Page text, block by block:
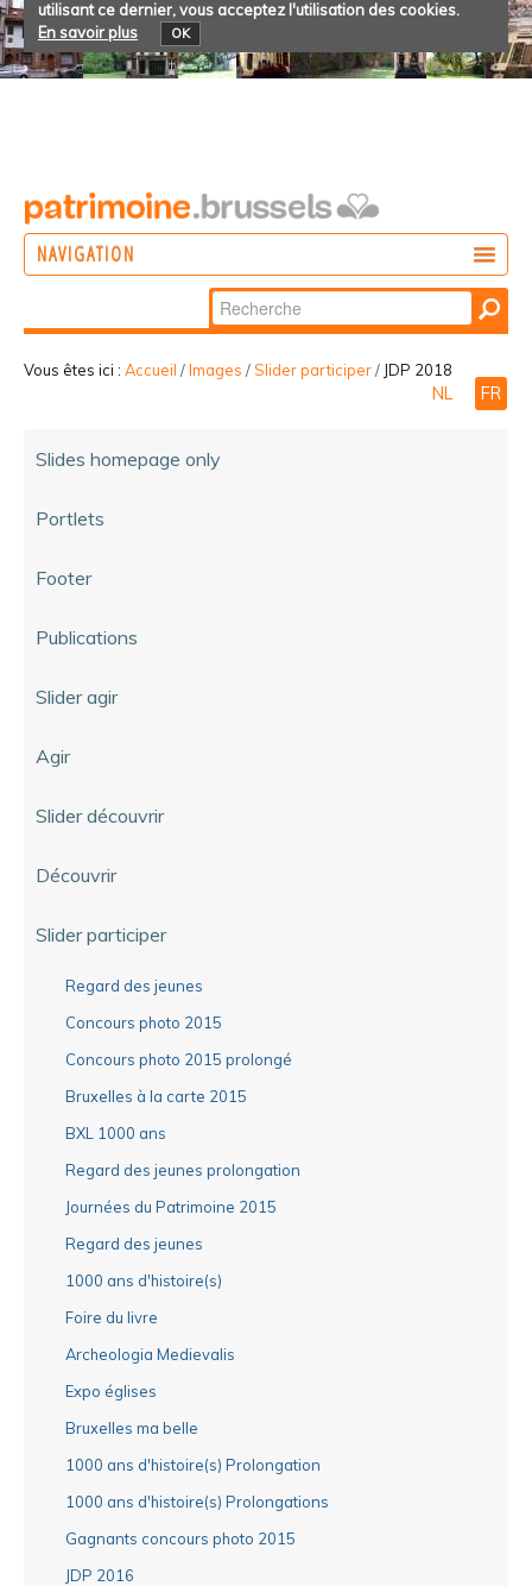
utilisant ce dernier, vous acceptez l'utilisation des cookies.
En savoir plus
OK
NAVIGATION
Chercher par
Recherche
avancée…
Vous êtes ici : Accueil /Images /Slider participer/ JDP 2018
NL FR
Slides homepage only
Portlets
Footer
Publications
Slider agir
Agir
Slider découvrir
Découvrir
Slider participer
Regard des jeunes
Concours photo 2015
Concours photo 2015 prolongé
Bruxelles à la carte 2015
BXL 1000 ans
Regard des jeunes prolongation
Journées du Patrimoine 2015
Regard des jeunes
1000 ans d'histoire(s)
Foire du livre
Archeologia Medievalis
Expo églises
Bruxelles ma belle
1000 ans d'histoire(s) Prolongation
1000 ans d'histoire(s) Prolongations
Gagnants concours photo 2015
JDP 2016